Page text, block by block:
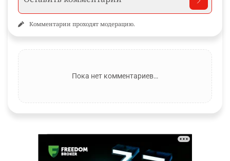
Комментарии проходят модерацию.
Пока нет комментариев…